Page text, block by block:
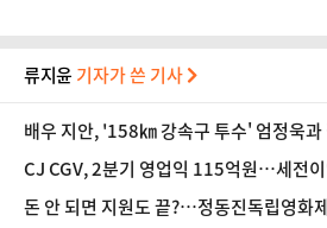
류지윤 기자가 쓴 기사
배우 지안, '158㎞ 강속구 투수' 엄정욱
평생 함께"
CJ CGV, 2분기 영업익 115억원…세전
돈 안 되면 지원도 끝?…정동진독립영화